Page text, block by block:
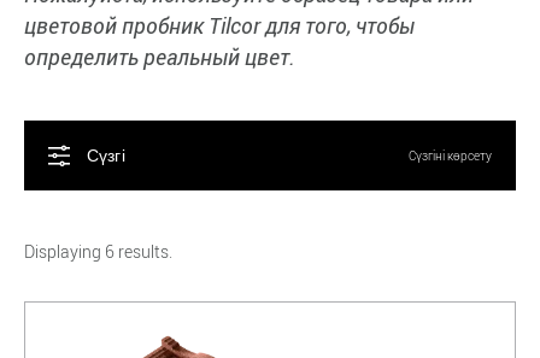
цветовой пробник Tilcor для того, чтобы
определить реальный цвет.
Сүзгі Сүзгіні көрсету
Displaying 6 results.